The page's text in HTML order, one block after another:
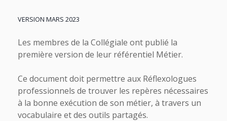
VERSION MARS 2023
Les membres de la Collégiale ont publié la
première version de leur référentiel Métier.
Ce document doit permettre aux Réflexologues
professionnels de trouver les repères nécessaires
à la bonne exécution de son métier, à travers un
vocabulaire et des outils partagés.